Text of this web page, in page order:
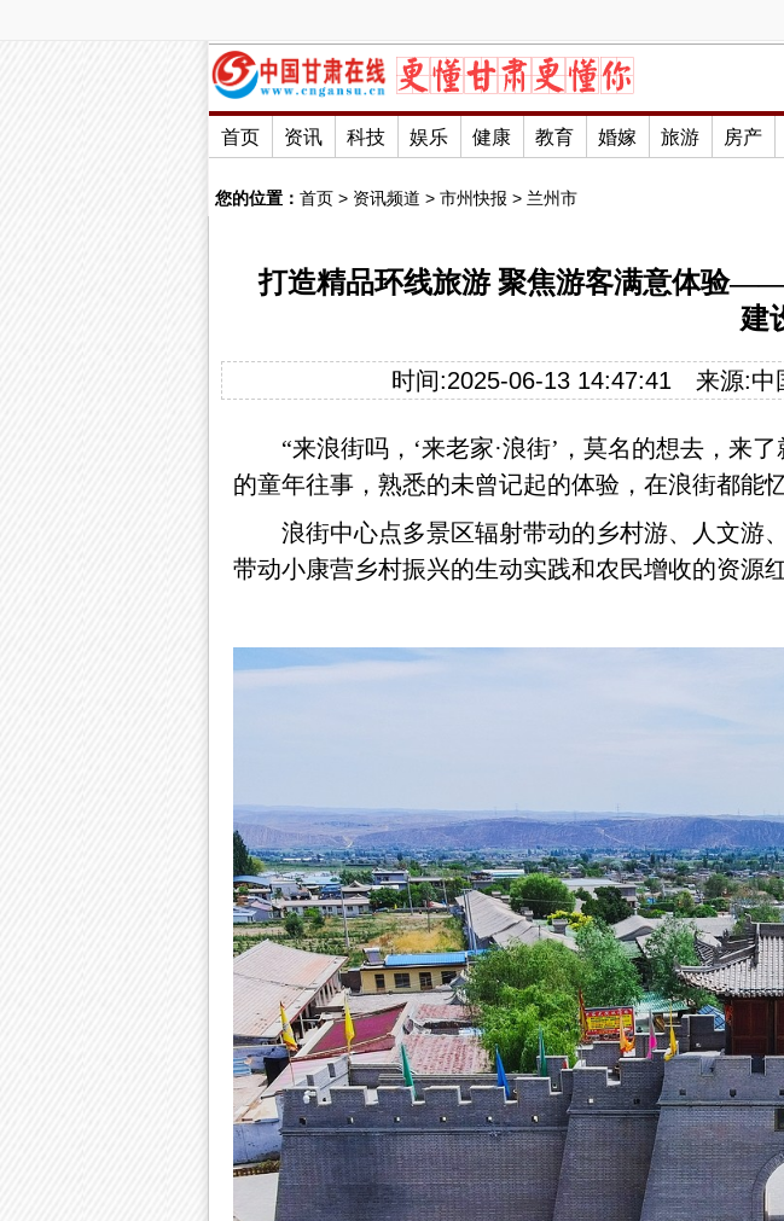
首页 资讯 科技 娱乐 健康 教育 婚嫁 旅游 房产
您的位置： 首页 > 资讯频道 > 市州快报 > 兰州市
打造精品环线旅游 聚焦游客满意体验
建
时间:2025-06-13 14:47:41 来源:中
“来浪街吗，‘来老家·浪街’，莫名的想去，来
的童年往事，熟悉的未曾记起的体验，在浪街都
浪街中心点多景区辐射带动的乡村游、人文游
带动小康营乡村振兴的生动实践和农民增